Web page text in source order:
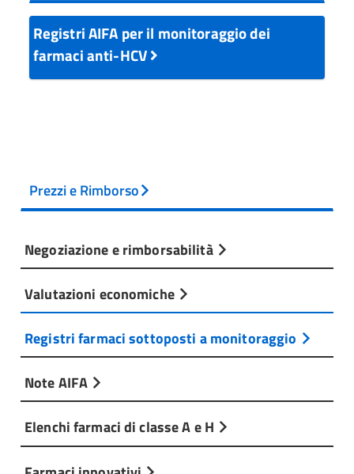
Registri AIFA per il monitoraggio dei
farmaci anti-HCV
Prezzi e Rimborso
Negoziazione e rimborsabilità
Valutazioni economiche
Registri farmaci sottoposti a monitoraggio
Note AIFA
Elenchi farmaci di classe A e H